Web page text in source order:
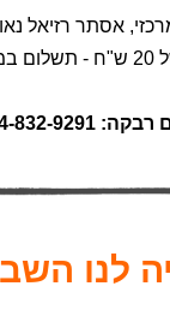
אסתר רזיאל
054-832-9291
לנו